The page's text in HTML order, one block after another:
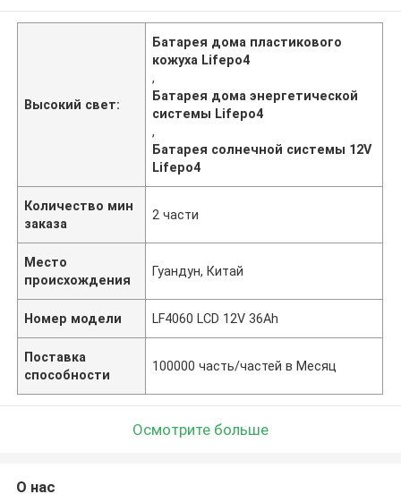
Высокий свет:
Батарея дома пластикового
кожуха Lifepo4
,
Батарея дома энергетической
системы Lifepo4
,
Батарея солнечной системы 12V
Lifepo4
Количество мин
заказа
2 части
Место
происхождения
Гуандун, Китай
Номер модели LF4060 LCD 12V 36Ah
Поставка
способности
100000 часть/частей в Месяц
Осмотрите больше
О нас